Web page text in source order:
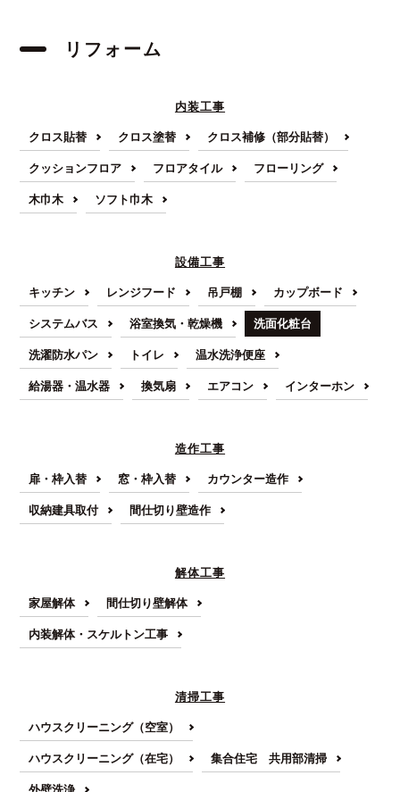
リフォーム
内装工事
クロス貼替 クロス塗替 クロス補修（部分貼替）
クッションフロア フロアタイル フローリング
木巾木 ソフト巾木
設備工事
キッチン レンジフード 吊戸棚 カップボード
システムバス 浴室換気・乾燥機 洗面化粧台
洗濯防水パン トイレ 温水洗浄便座
給湯器・温水器 換気扇 エアコン インターホン
造作工事
扉・枠入替 窓・枠入替 カウンター造作
収納建具取付 間仕切り壁造作
解体工事
家屋解体 間仕切り壁解体
内装解体・スケルトン工事
清掃工事
ハウスクリーニング（空室）
ハウスクリーニング（在宅） 集合住宅 共用部清掃